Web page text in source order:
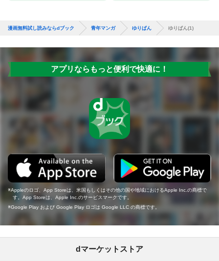
漫画無料試し読みならdブック 青年マンガ ゆりぱん ゆりぱん(1)
アプリならもっと便利で快適に！
Appleのロゴ、App Storeは、米国もしくはその他の国や地域におけるApple Inc.の商標で
す。App Storeは、Apple Inc.のサービスマークです。
Google Play および Google Play ロゴは Google LLC の商標です。
dマーケットストア